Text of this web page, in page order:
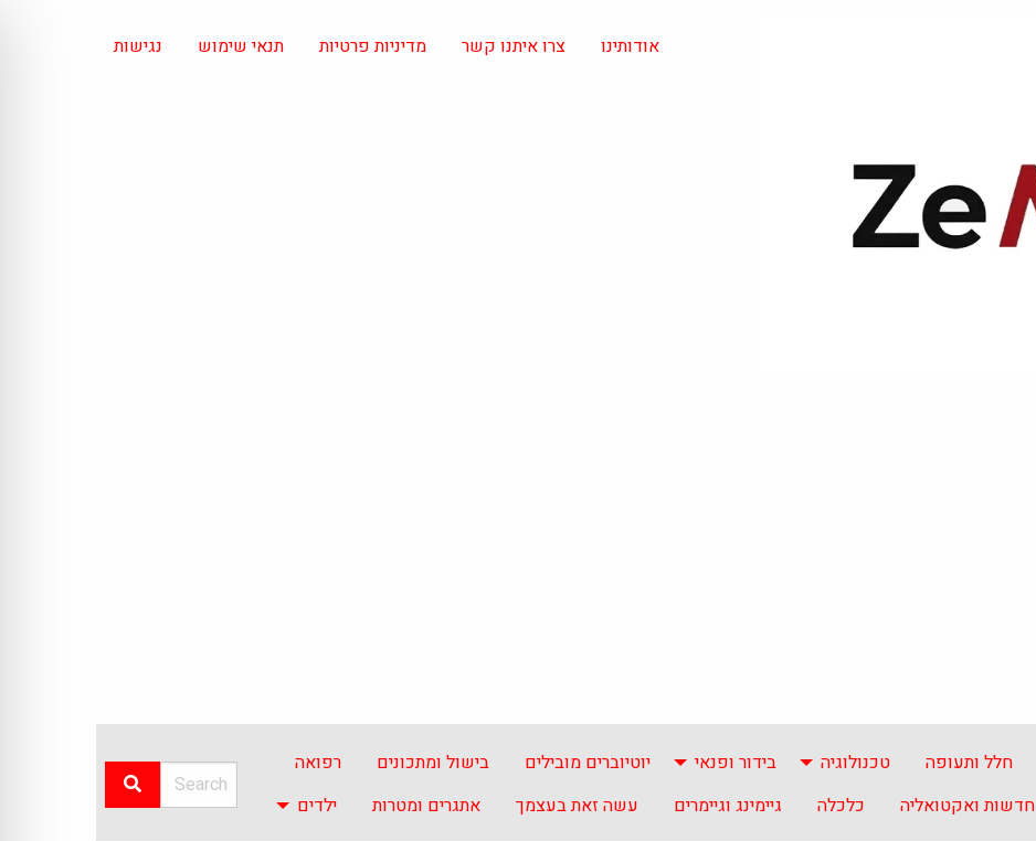
אודותינו צרו איתנו קשר מדיניות פרטיות תנאי שימוש נגישות
חלל ותעופה טכנולוגיה בידור ופנאי יוטיוברים מובילים בישול ומתכונים
רפואה
חדשות ואקטואליה כלכלה גיימינג וגיימרים עשה זאת בעצמך אתגרים ומטרות ילדים